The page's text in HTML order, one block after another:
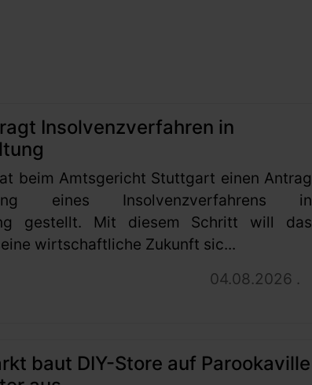
Insolvenzverfahren in
beim Amtsgericht Stuttgart einen Antrag
eines Insolvenzverfahrens in
gestellt. Mit diesem Schritt will das
wirtschaftliche Zukunft sic...
04.08.2026 .
baut DIY-Store auf Parookaville